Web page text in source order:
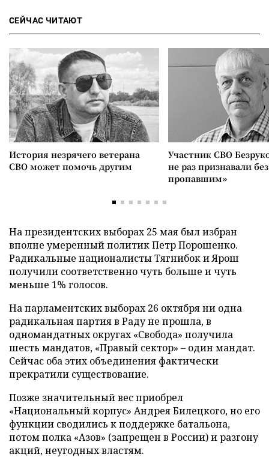
СЕЙЧАС ЧИТАЮТ
История незрячего ветерана
СВО может помочь другим
Участник СВО
не раз признавали
пропавшим»
На президентских выборах 25 мая был избран
вполне умеренный политик Петр Порошенко.
Радикальные националисты Тягнибок и Ярош
получили соответственно чуть больше и чуть
меньше 1% голосов.
На парламентских выборах 26 октября ни одна
радикальная партия в Раду не прошла, в
одномандатных округах «Свобода» получила
шесть мандатов, «Правый сектор» – один мандат.
Сейчас оба этих объединения фактически
прекратили существование.
Позже значительный вес приобрел
«Национальный корпус» Андрея Билецкого, но его
функции сводились к поддержке батальона,
потом полка «Азов» (запрещен в России) и разгону
акций, неугодных властям.